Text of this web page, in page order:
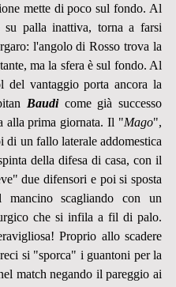
mette di poco sul fondo. Al
su palla inattiva, torna a farsi
l'angolo di Rosso trova la
ma la sfera è sul fondo. Al
del vantaggio porta ancora la
Baudi come già successo
alla prima giornata. Il "Mago",
di un fallo laterale addomestica
della difesa di casa, con il
due difensori e poi si sposta
scagliando con un
che si infila a fil di palo.
Proprio allo scadere
si "sporca" i guantoni per la
match negando il pareggio ai